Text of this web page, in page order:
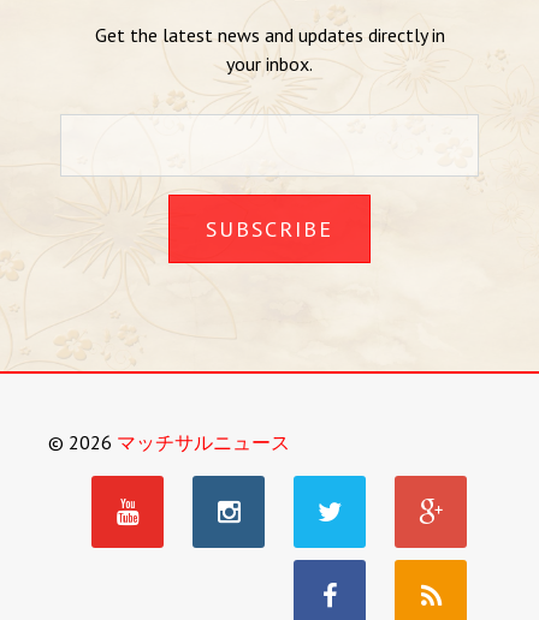
Get the latest news and updates directly in
your inbox.
SUBSCRIBE
© 2026 マッチサルニュース